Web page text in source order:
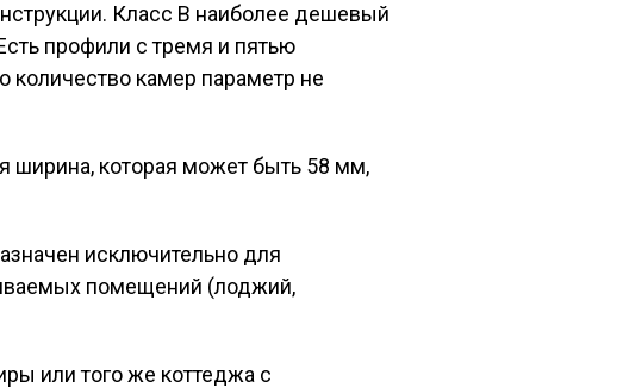
Класс В наиболее дешевый
профили с тремя и пятью
количество камер параметр не
ширина, которая может быть 58 мм,
исключительно для
помещений (лоджий,
или того же коттеджа с